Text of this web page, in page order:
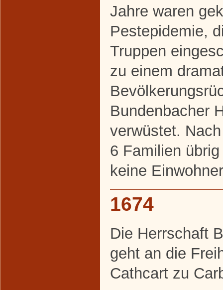
Jahre waren
Pestepidemie,
Truppen
zu einem
Bundenbacher
verwüstet.
6 Familien
keine
1674
Die Herrschaft
geht an die
Cathcart zu